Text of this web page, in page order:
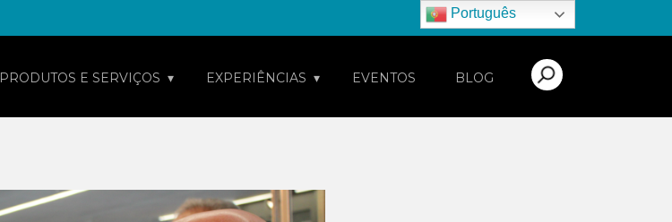
Português
PRODUTOS E SERVIÇOS EXPERIÊNCIAS EVENTOS BLOG